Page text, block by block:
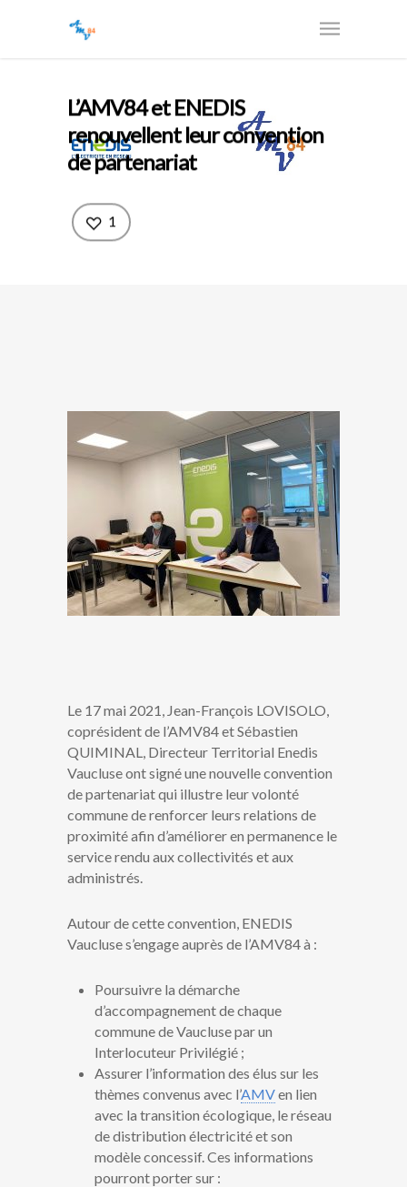
L’AMV84 et ENEDIS
renouvellent leur convention
de partenariat
1
Le 17 mai 2021, Jean-François LOVISOLO,
coprésident de l’AMV84 et Sébastien
QUIMINAL, Directeur Territorial Enedis
Vaucluse ont signé une nouvelle convention
de partenariat qui illustre leur volonté
commune de renforcer leurs relations de
proximité afin d’améliorer en permanence le
service rendu aux collectivités et aux
administrés.
Autour de cette convention, ENEDIS
Vaucluse s’engage auprès de l’AMV84 à :
Poursuivre la démarche
d’accompagnement de chaque
commune de Vaucluse par un
Interlocuteur Privilégié ;
Assurer l’information des élus sur les
thèmes convenus avec l’AMVen lien
avec la transition écologique, le réseau
de distribution électricité et son
modèle concessif. Ces informations
pourront porter sur :